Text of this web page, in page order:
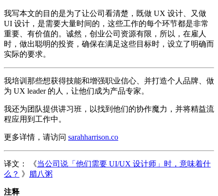
我写本文的目的是为了让公司看清楚，既做 UX 设计、又做
UI 设计，是需要大量时间的，这些工作的每个环节都是非常
重要、有价值的。诚然，创业公司资源有限，所以，在雇人
时，做出聪明的投资，确保在满足这些目标时，设立了明确而
实际的要求。
我培训那些想获得技能和增强职业信心、并打造个人品牌、做
为 UX leader 的人，让他们成为产品专家。
我还为团队提供讲习班，以找到他们的协作魔力，并将精益流
程应用到工作中。
更多详情，请访问 sarahharrison.co
译文： 《当公司说「他们需要 UI/UX 设计师」时，意味着什
么？ 》 腊八粥
注释